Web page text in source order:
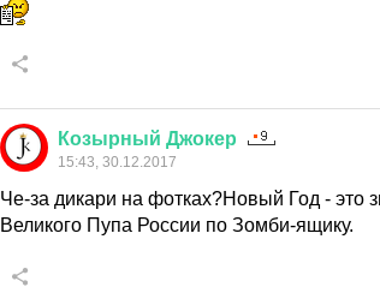
Козырный Джокер
15:43, 30.12.2017
Че-за дикари на фотках?Новый Год -
Великого Пупа России по Зомби-ящику.